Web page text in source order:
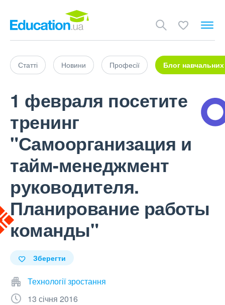
Статті Новини Професії Блог навчальних
1 февраля посетите
тренинг
"Самоорганизация и
тайм-менеджмент
руководителя.
Планирование работы
команды"
Зберегти
Технології зростання
13 січня 2016